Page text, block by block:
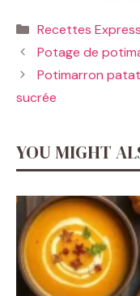
Catégories
Recettes Express
Potage de
Potimarron
sucrée
YOU MIGHT